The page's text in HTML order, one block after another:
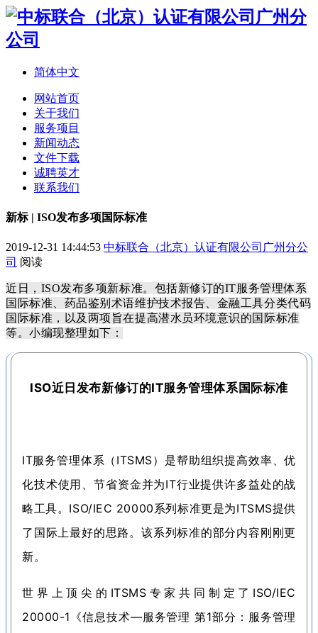
简体中文
网站首页
关于我们
服务项目
新闻动态
文件下载
诚聘英才
联系我们
新标 | ISO发布多项国际标准
2019-12-31 14:44:53 中标联合（北京）认证有限公司广州分公
司 阅读
近日，ISO发布多项新标准。包括新修订的IT服务管理体系
国际标准、药品鉴别术语维护技术报告、金融工具分类代码
国际标准，以及两项旨在提高潜水员环境意识的国际标准
等。小编现整理如下：
ISO近日发布新修订的IT服务管理体系国际标准
IT服务管理体系（ITSMS）是帮助组织提高效率、优
化技术使用、节省资金并为IT行业提供许多益处的战
略工具。 ISO/IEC 20000系列标准更是为ITSMS提供
了国际上最好的思路。 该系列标准的部分内容刚刚更
新。
世界上顶尖的ITSMS专家共同制定了ISO/IEC
20000-1《信息技术—服务管理 第1部分： 服务管理